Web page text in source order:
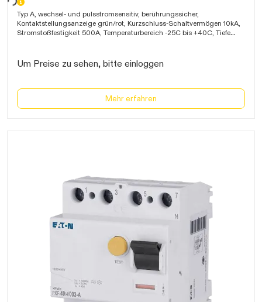
Typ A, wechsel- und pulsstromsensitiv, berührungssicher,
Kontaktstellungsanzeige grün/rot, Kurzschluss-Schaltvermögen 10kA,
Stromstoßfestigkeit 500A, Temperaturbereich -25C bis +40C, Tiefe
Um Preise zu sehen, bitte einloggen
Mehr erfahren